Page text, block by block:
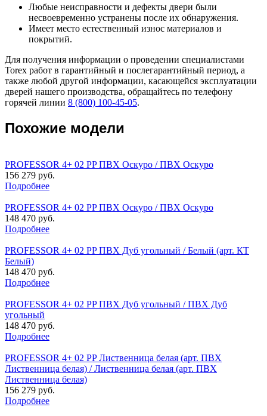
Любые неисправности и дефекты двери были
несвоевременно устранены после их обнаружения.
Имеет место естественный износ материалов и
покрытий.
Для получения информации о проведении специалистами
Torex работ в гарантийный и послегарантийный период, а
также любой другой информации, касающейся эксплуатации
дверей нашего производства, обращайтесь по телефону
горячей линии 8 (800) 100-45-05.
Похожие модели
PROFESSOR 4+ 02 PP ПВХ Оскуро / ПВХ Оскуро
156 279 руб.
Подробнее
PROFESSOR 4+ 02 PP ПВХ Оскуро / ПВХ Оскуро
148 470 руб.
Подробнее
PROFESSOR 4+ 02 PP ПВХ Дуб угольный / Белый (арт. КТ
Белый)
148 470 руб.
Подробнее
PROFESSOR 4+ 02 PP ПВХ Дуб угольный / ПВХ Дуб
угольный
148 470 руб.
Подробнее
PROFESSOR 4+ 02 PP Лиственница белая (арт. ПВХ
Лиственница белая) / Лиственница белая (арт. ПВХ
Лиственница белая)
156 279 руб.
Подробнее